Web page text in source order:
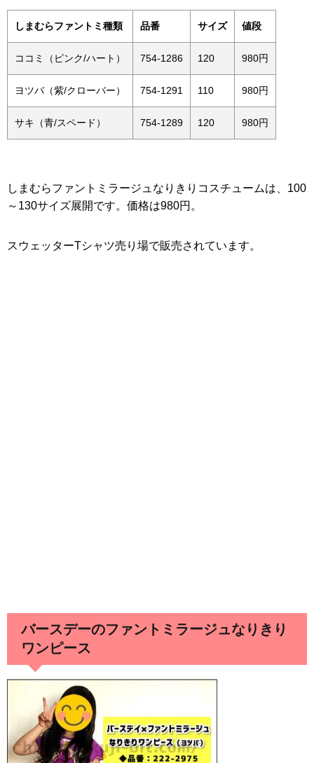
しまむらファントミ種類 品番 サイズ 値段
ココミ（ピンク/ハート） 754-1286 120 980円
ヨツバ（紫/クローバー） 754-1291 110 980円
サキ（青/スペード） 754-1289 120 980円
しまむらファントミラージュなりきりコスチュームは、100
～130サイズ展開です。価格は980円。
スウェッターTシャツ売り場で販売されています。
バースデーのファントミラージュなりきり
ワンピース